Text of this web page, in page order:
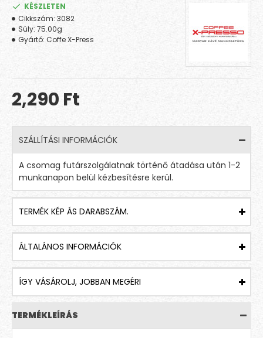
2,290 Ft
KÉSZLETEN
Cikkszám: 3082
Súly: 75.00g
Gyártó: Coffe X-Press
SZÁLLÍTÁSI INFORMÁCIÓK
A csomag futárszolgálatnak történő átadása után 1-2
munkanapon belül kézbesítésre kerül.
TERMÉK KÉP ÁS DARABSZÁM.
ÁLTALÁNOS INFORMÁCIÓK
ÍGY VÁSÁROLJ, JOBBAN MEGÉRI
TERMÉKLEÍRÁS